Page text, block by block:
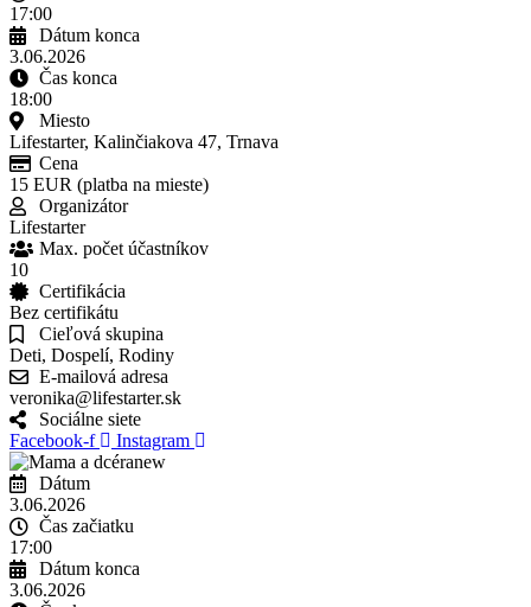
17:00
Dátum konca
3.06.2026
Čas konca
18:00
Miesto
Lifestarter, Kalinčiakova 47, Trnava
Cena
15 EUR (platba na mieste)
Organizátor
Lifestarter
Max. počet účastníkov
10
Certifikácia
Bez certifikátu
Cieľová skupina
Deti, Dospelí, Rodiny
E-mailová adresa
veronika@lifestarter.sk
Sociálne siete
Facebook-f
Instagram
Dátum
3.06.2026
Čas začiatku
17:00
Dátum konca
3.06.2026